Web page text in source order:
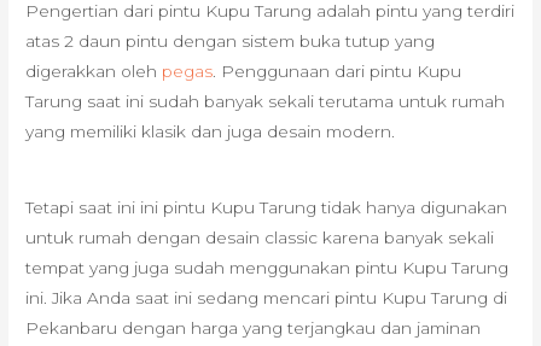
Pengertian dari pintu Kupu Tarung adalah pintu yang terdiri
atas 2 daun pintu dengan sistem buka tutup yang
digerakkan oleh pegas . Penggunaan dari pintu Kupu
Tarung saat ini sudah banyak sekali terutama untuk rumah
yang memiliki klasik dan juga desain modern.
Tetapi saat ini ini pintu Kupu Tarung tidak hanya digunakan
untuk rumah dengan desain classic karena banyak sekali
tempat yang juga sudah menggunakan pintu Kupu Tarung
ini. Jika Anda saat ini sedang mencari pintu Kupu Tarung di
Pekanbaru dengan harga yang terjangkau dan jaminan